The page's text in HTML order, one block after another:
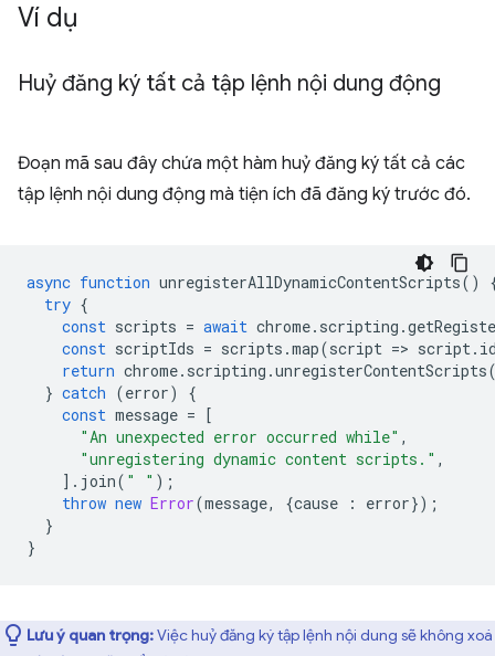
Ví dụ
Huỷ đăng ký tất cả tập lệnh nội dung động
Đoạn mã sau đây chứa một hàm huỷ đăng ký tất cả các
tập lệnh nội dung động mà tiện ích đã đăng ký trước đó.
async function unregisterAllDynamicContentScripts()
try {
const scripts = await chrome. scripting .
const scriptIds = scripts .map(script => script.
return chrome. scripting .unregisterContentScripts
} catch (error)
{
const message = [
"An unexpected error occurred while" ,
"unregistering dynamic content scripts." ,
]. join( " " );
throw new Error(message, {cause : error});
}
}
Lưu ý quan trọng:Việc huỷ đăng ký tập lệnh nội dung sẽ không xoá